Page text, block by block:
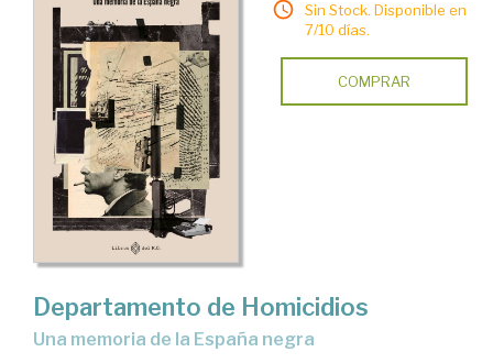
Sin Stock. Disponible en
7/10 días.
COMPRAR
Departamento de Homicidios
una memoria de la España negra